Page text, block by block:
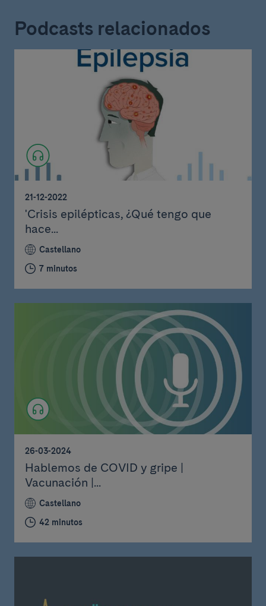
Podcasts relacionados
21-12-2022
'Crisis epilépticas, ¿Qué tengo que
hace...
Castellano
7 minutos
26-03-2024
Hablemos de COVID y gripe |
Vacunación |...
Castellano
42 minutos